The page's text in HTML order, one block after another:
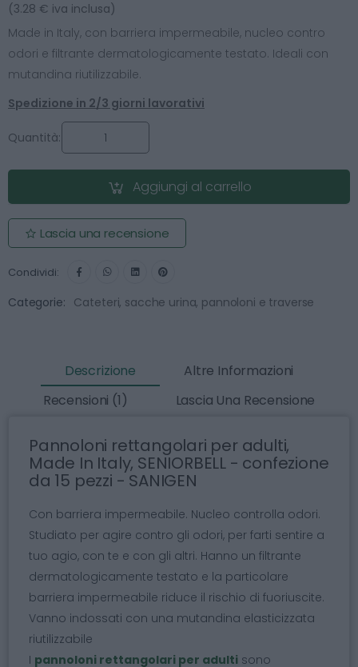
(3.28 € iva inclusa)
Made in Italy, con barriera impermeabile, nucleo contro
odori e filtrante dermatologicamente testato. Ideali con
mutandina riutilizzabile.
Spedizione in 2/3 giorni lavorativi
Quantità:
Aggiungi al carrello
Lascia una recensione
Condividi:
Categorie: Cateteri, sacche urina, pannoloni e traverse
Descrizione
Altre Informazioni
Recensioni (1)
Lascia Una Recensione
Pannoloni rettangolari per adulti,
Made In Italy, SENIORBELL - confezione
da 15 pezzi - SANIGEN
Con barriera impermeabile. Nucleo controlla odori.
Studiato per agire contro gli odori, per farti sentire a
tuo agio, con te e con gli altri. Hanno un filtrante
dermatologicamente testato e la particolare
barriera impermeabile riduce il rischio di fuoriuscite.
Vanno indossati con una mutandina elasticizzata
riutilizzabile
I pannoloni rettangolari per adulti sono